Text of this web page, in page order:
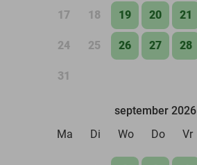
17 18 19 20 21
24 25 26 27 28
31
september 2026
Ma
Di Wo Do Vr